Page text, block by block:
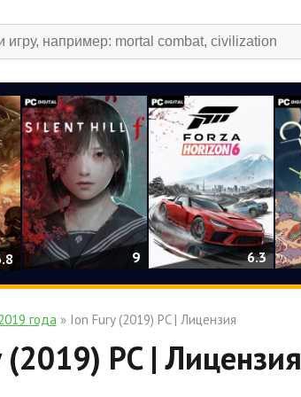
9 6.3
года» Ion Fury (2019) PC | Лицензия
PC | Лицензия